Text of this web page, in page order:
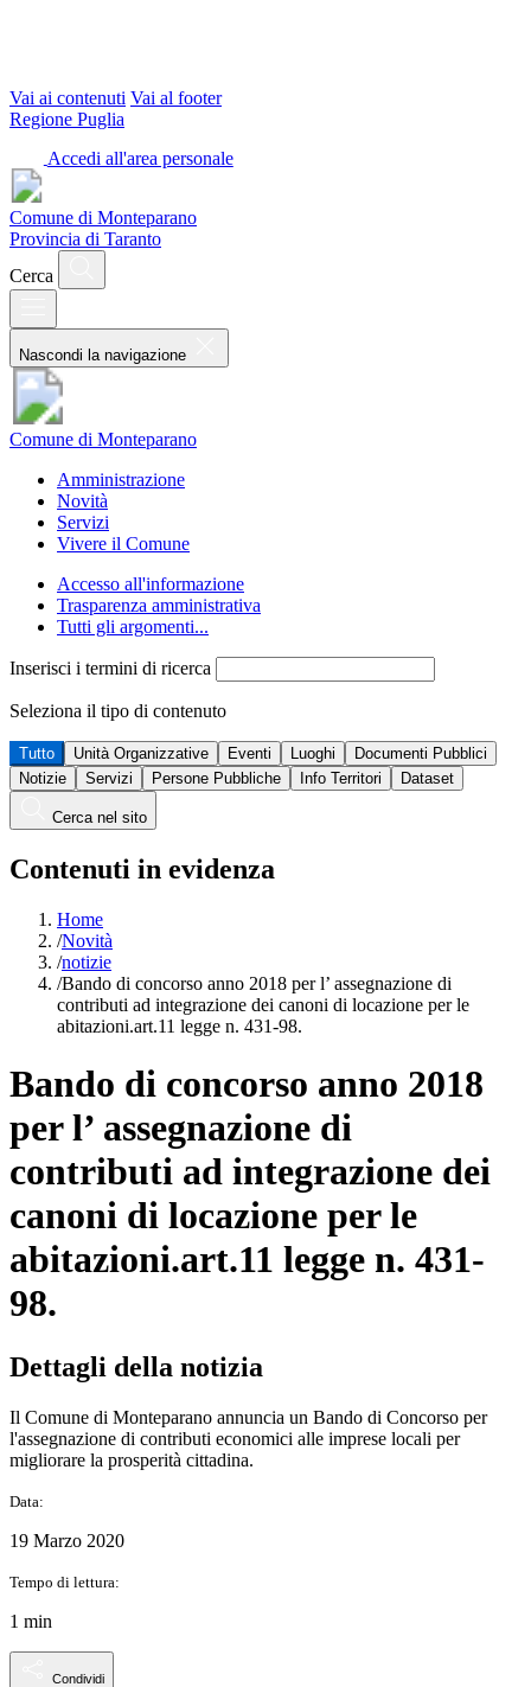
Vai ai contenuti Vai al footer
Regione Puglia
Accedi all'area personale
Comune di Monteparano
Provincia di Taranto
Cerca
Nascondi la navigazione
Comune di Monteparano
Amministrazione
Novità
Servizi
Vivere il Comune
Accesso all'informazione
Trasparenza amministrativa
Tutti gli argomenti...
Inserisci i termini di ricerca
Seleziona il tipo di contenuto
Tutto Unità Organizzative Eventi Luoghi
Documenti Pubblici
Notizie
Servizi Persone Pubbliche Info Territori Dataset
Cerca nel sito
Contenuti in evidenza
Home
/Novità
/notizie
/Bando di concorso anno 2018 per l’ assegnazione di
contributi ad integrazione dei canoni di locazione per le
abitazioni.art.11 legge n. 431-98.
Bando di concorso anno 2018
per l’ assegnazione di
contributi ad integrazione dei
canoni di locazione per le
abitazioni.art.11 legge n. 431-
98.
Dettagli della notizia
Il Comune di Monteparano annuncia un Bando di Concorso per
l'assegnazione di contributi economici alle imprese locali per
migliorare la prosperità cittadina.
Data:
19 Marzo 2020
Tempo di lettura:
1 min
Condividi